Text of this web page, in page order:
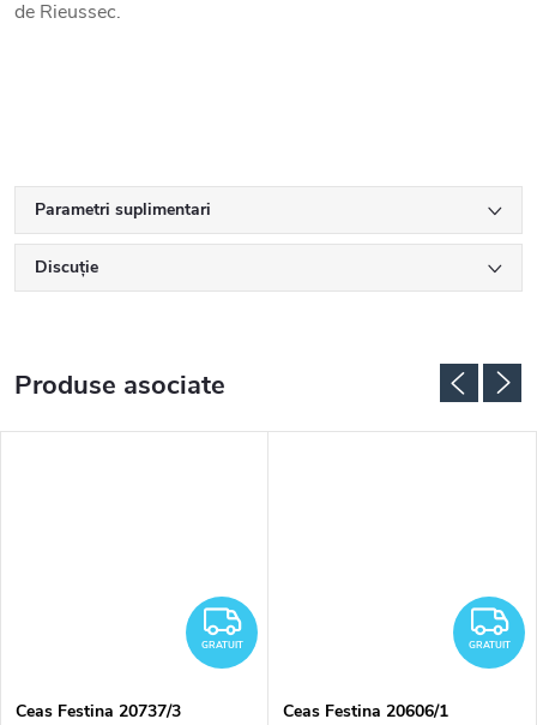
de Rieussec.
Parametri suplimentari
Discuţie
Produse asociate
GRATUIT
GRATUIT
Ceas Festina 20737/3
GRATUIT
Ceas Festina 20606/1